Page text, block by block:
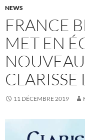
NEWS
FRANCE
MET EN
11 DÉCEMBRE 2019